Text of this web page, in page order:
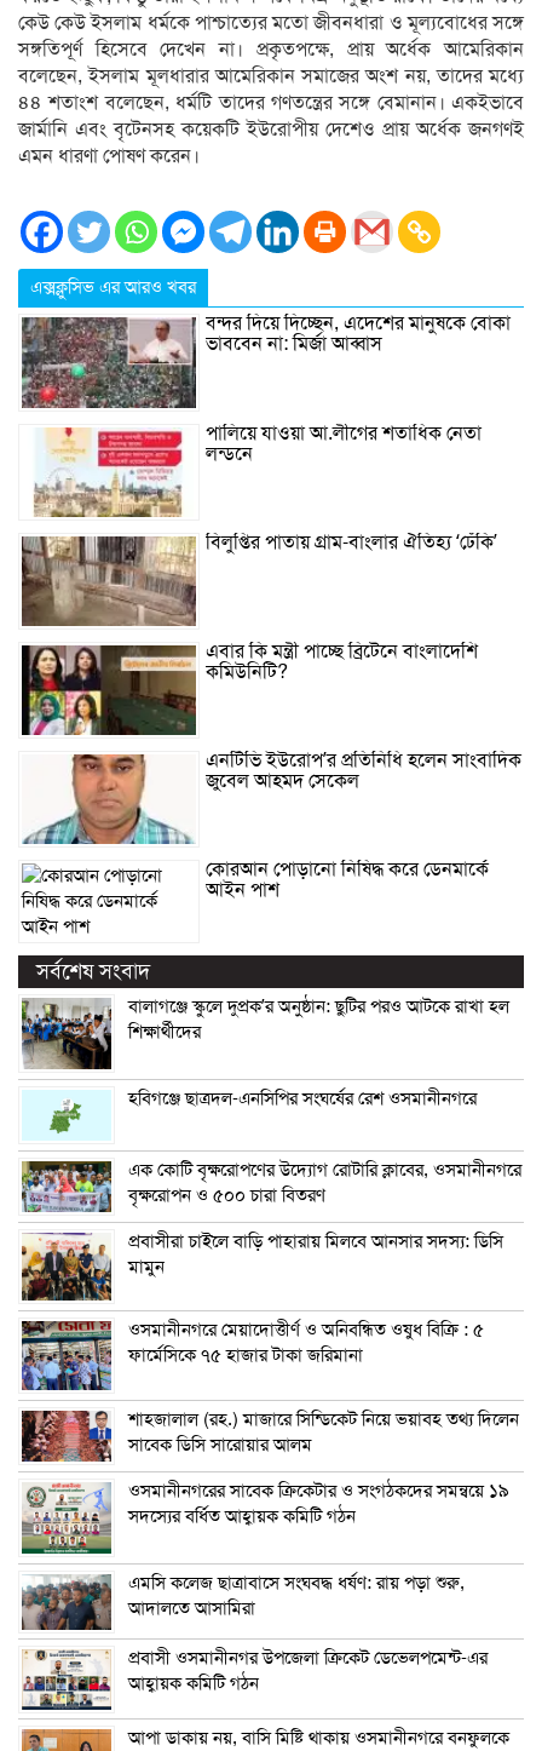
কেউ কেউ ইসলাম ধর্মকে পাশ্চাত্যের মতো জীবনধারা ও মূল্যবোধের সঙ্গে
সঙ্গতিপূর্ণ হিসেবে দেখেন না। প্রকৃতপক্ষে, প্রায় অর্ধেক আমেরিকান
বলেছেন, ইসলাম মূলধারার আমেরিকান সমাজের অংশ নয়, তাদের মধ্যে
৪৪ শতাংশ বলেছেন, ধর্মটি তাদের গণতন্ত্রের সঙ্গে বেমানান। একইভাবে
জার্মানি এবং বৃটেনসহ কয়েকটি ইউরোপীয় দেশেও প্রায় অর্ধেক জনগণই
এমন ধারণা পোষণ করেন।
এক্সক্লুসিভ এর আরও খবর
বন্দর দিয়ে দিচ্ছেন, এদেশের মানুষকে বোকা
ভাববেন না: মির্জা আব্বাস
পালিয়ে যাওয়া আ.লীগের শতাধিক নেতা
লন্ডনে
বিলুপ্তির পাতায় গ্রাম-বাংলার ঐতিহ্য ‘ঢেঁকি’
এবার কি মন্ত্রী পাচ্ছে ব্রিটেনে বাংলাদেশি
কমিউনিটি?
এনটিভি ইউরোপ’র প্রতিনিধি হলেন সাংবাদিক
জুবেল আহমদ সেকেল
কোরআন পোড়ানো নিষিদ্ধ করে ডেনমার্কে
আইন পাশ
সর্বশেষ সংবাদ
বালাগঞ্জে স্কুলে দুপ্রক’র অনুষ্ঠান: ছুটির পরও আটকে রাখা হল
শিক্ষার্থীদের
হবিগঞ্জে ছাত্রদল-এনসিপির সংঘর্ষের রেশ ওসমানীনগরে
এক কোটি বৃক্ষরোপণের উদ্যোগ রোটারি ক্লাবের, ওসমানীনগরে
বৃক্ষরোপন ও ৫০০ চারা বিতরণ
প্রবাসীরা চাইলে বাড়ি পাহারায় মিলবে আনসার সদস্য: ডিসি
মামুন
ওসমানীনগরে মেয়াদোত্তীর্ণ ও অনিবন্ধিত ওষুধ বিক্রি : ৫
ফার্মেসিকে ৭৫ হাজার টাকা জরিমানা
শাহজালাল (রহ.) মাজারে সিন্ডিকেট নিয়ে ভয়াবহ তথ্য দিলেন
সাবেক ডিসি সারোয়ার আলম
ওসমানীনগরের সাবেক ক্রিকেটার ও সংগঠকদের সমন্বয়ে ১৯
সদস্যের বর্ধিত আহ্বায়ক কমিটি গঠন
এম‌সি কলেজ ছাত্রাবাসে সংঘবদ্ধ ধর্ষণ: রায় পড়া শুরু,
আদালতে আসামিরা
প্রবাসী ওসমানীনগর উপজেলা ক্রিকেট ডেভেলপমেন্ট-এর
আহ্বায়ক কমিটি গঠন
আপা ডাকায় নয়, বাসি মিষ্টি থাকায় ওসমানীনগরে বনফুলকে